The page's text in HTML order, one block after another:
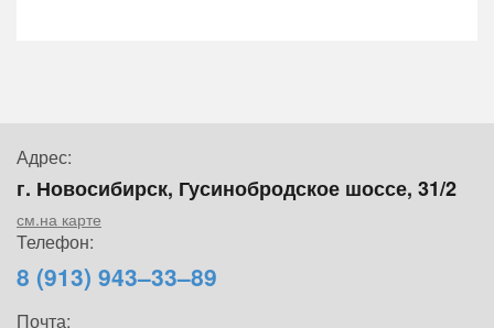
Адрес:
г. Новосибирск, Гусинобродское шоссе, 31/2
см.на карте
Телефон:
8 (913) 943–33–89
Почта: